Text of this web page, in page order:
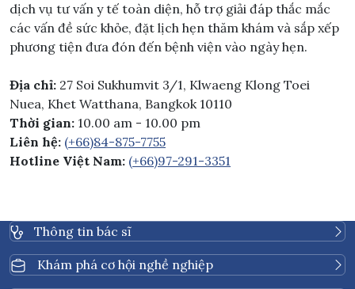
dịch vụ tư vấn y tế toàn diện, hỗ trợ giải đáp thắc mắc
các vấn đề sức khỏe, đặt lịch hẹn thăm khám và sắp xếp
phương tiện đưa đón đến bệnh viện vào ngày hẹn.
Địa chỉ: 27 Soi Sukhumvit 3/1, Klwaeng Klong Toei
Nuea, Khet Watthana, Bangkok 10110
Thời gian: 10.00 am - 10.00 pm
Liên hệ: (+66)84-875-7755
Hotline Việt Nam: (+66)97-291-3351
Thông tin bác sĩ
Khám phá cơ hội nghề nghiệp